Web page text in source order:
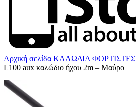
Αρχική σελίδα ΚΑΛΩΔΙΑ ΦΟΡΤΙΣΤΕΣ
L100 aux καλώδιο ήχου 2m – Mαύρο